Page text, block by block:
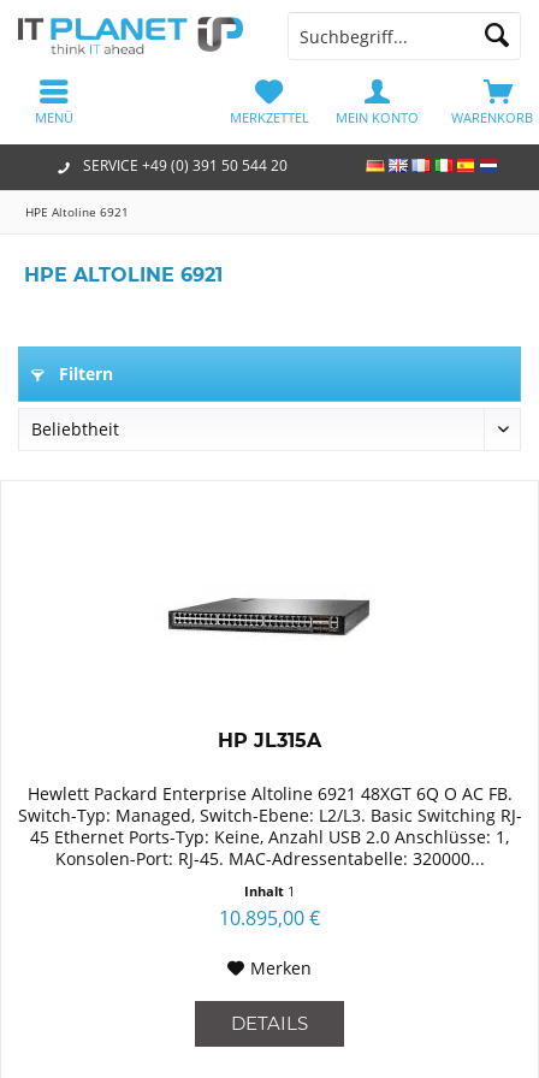
SERVICE +49 (0) 391 50 544 20
WARENKORB
MERKZETTEL MEIN KONTO
MENÜ
HPE Altoline 6921
HPE ALTOLINE 6921
Filtern
HP JL315A
Hewlett Packard Enterprise Altoline 6921 48XGT 6Q O AC FB.
Switch-Typ: Managed, Switch-Ebene: L2/L3. Basic Switching RJ-
45 Ethernet Ports-Typ: Keine, Anzahl USB 2.0 Anschlüsse: 1,
Konsolen-Port: RJ-45. MAC-Adressentabelle: 320000...
Inhalt 1
10.895,00 €
Merken
DETAILS